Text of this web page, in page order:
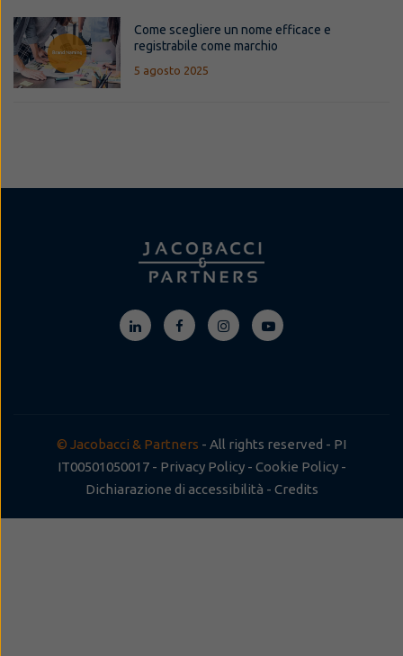
Come scegliere un nome efficace e
registrabile come marchio
5 agosto 2025
© Jacobacci & Partners - All rights reserved - PI
IT00501050017 - Privacy Policy- Cookie Policy-
Dichiarazione di accessibilità - Credits